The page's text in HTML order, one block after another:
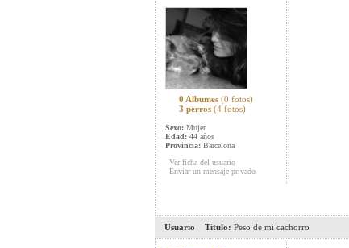
0 Albumes (0 fotos)
3 perros (4 fotos)
Sexo: Mujer
Edad: 44 años
Provincia: Barcelona
Ver ficha del usuario
Enviar un mensaje privado
Usuario Titulo: Peso de mi cachorro